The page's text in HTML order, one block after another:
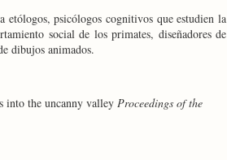
etólogos, psicólogos cognitivos que estudien la
social de los primates, diseñadores de
dibujos animados.
into the uncanny valley Proceedings of the